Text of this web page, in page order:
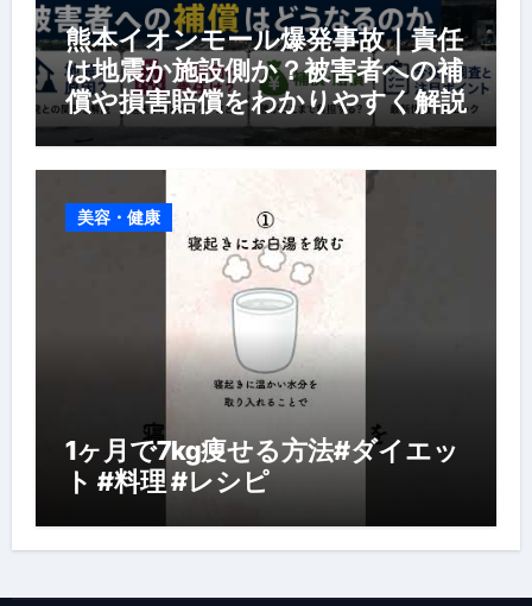
熊本イオンモール爆発事故｜責任
は地震か施設側か？被害者への補
償や損害賠償をわかりやすく解説
美容・健康
1ヶ月で7kg痩せる方法#ダイエッ
ト #料理 #レシピ